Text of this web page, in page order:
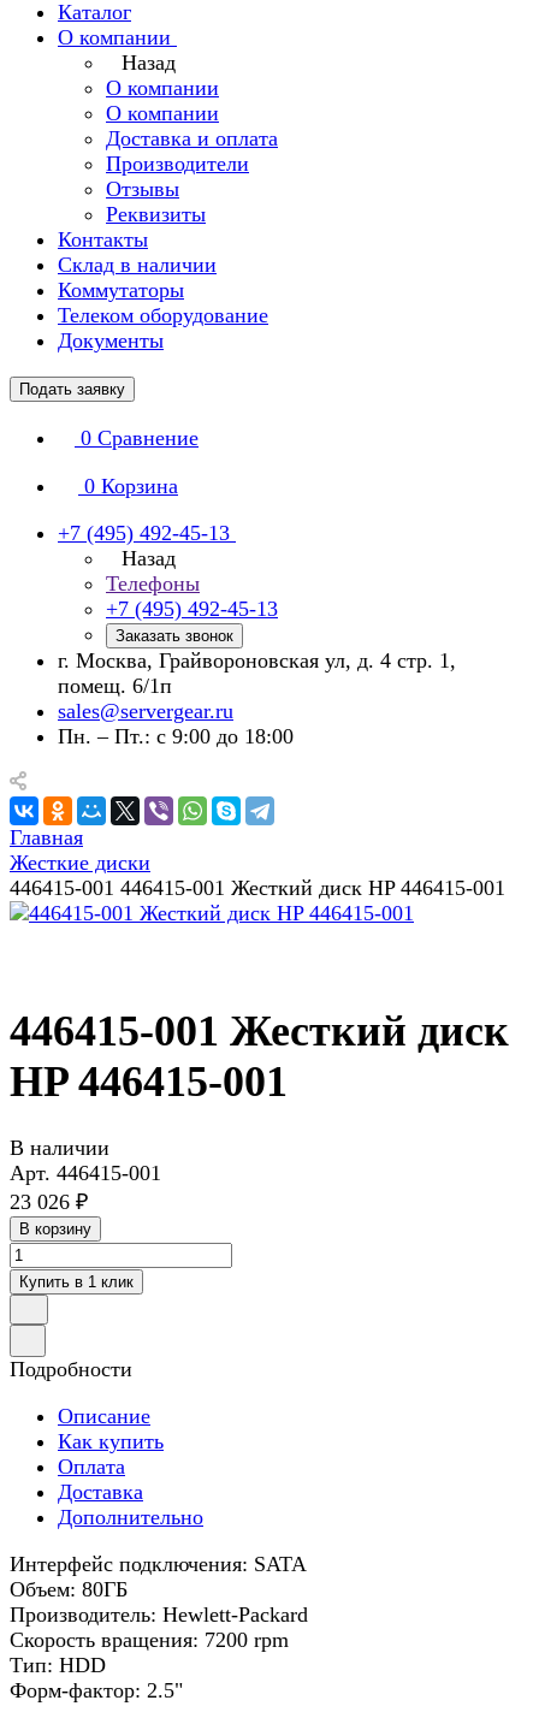
Каталог
О компании
Назад
О компании
О компании
Доставка и оплата
Производители
Отзывы
Реквизиты
Контакты
Склад в наличии
Коммутаторы
Телеком оборудование
Документы
Подать заявку
0 Сравнение
0 Корзина
+7 (495) 492-45-13
Назад
Телефоны
+7 (495) 492-45-13
Заказать звонок
г. Москва, Грайвороновская ул, д. 4 стр. 1,
помещ. 6/1п
sales@servergear.ru
Пн. – Пт.: с 9:00 до 18:00
Главная
Жесткие диски
446415-001 446415-001 Жесткий диск HP 446415-001
446415-001 Жесткий диск
HP 446415-001
В наличии
Арт. 446415-001
23 026 ₽
В корзину
Купить в 1 клик
Подробности
Описание
Как купить
Оплата
Доставка
Дополнительно
Интерфейс подключения: SATA
Объем: 80ГБ
Производитель: Hewlett-Packard
Скорость вращения: 7200 rpm
Тип: HDD
Форм-фактор: 2.5"